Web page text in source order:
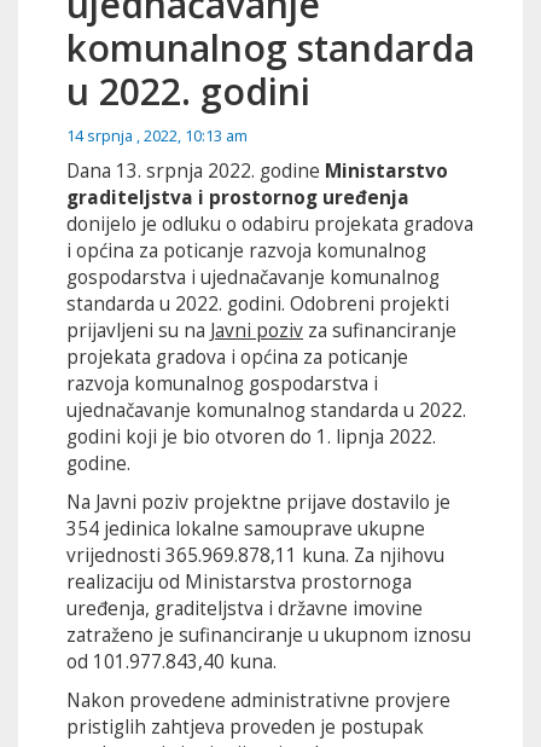
komunalnog standarda
u 2022. godini
14 srpnja , 2022, 10:13 am
Dana 13. srpnja 2022. godine Ministarstvo
graditeljstva i prostornog uređenja
donijelo je odluku o odabiru projekata gradova
i općina za poticanje razvoja komunalnog
gospodarstva i ujednačavanje komunalnog
standarda u 2022. godini. Odobreni projekti
prijavljeni su na Javni poziv za sufinanciranje
projekata gradova i općina za poticanje
razvoja komunalnog gospodarstva i
ujednačavanje komunalnog standarda u 2022.
godini koji je bio otvoren do 1. lipnja 2022.
godine.
Na Javni poziv projektne prijave dostavilo je
354 jedinica lokalne samouprave ukupne
vrijednosti 365.969.878,11 kuna. Za njihovu
realizaciju od Ministarstva prostornoga
uređenja, graditeljstva i državne imovine
zatraženo je sufinanciranje u ukupnom iznosu
od 101.977.843,40 kuna.
Nakon provedene administrativne provjere
pristiglih zahtjeva proveden je postupak